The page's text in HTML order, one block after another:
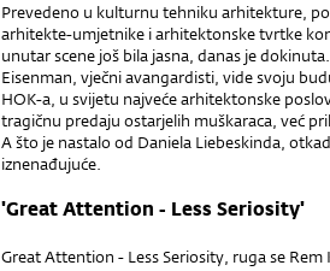
Prevedeno u kulturnu tehniku arhitekture,
arhitekte-umjetnike i arhitektonske tvrtke
unutar scene još bila jasna, danas je
Eisenman, vječni avangardisti, vide svoju
HOK-a, u svijetu najveće arhitektonske
tragičnu predaju ostarjelih muškaraca, već
A što je nastalo od Daniela Liebeskinda,
iznenađujuće.
'Great Attention - Less Seriosity'
Great Attention - Less Seriosity, ruga se